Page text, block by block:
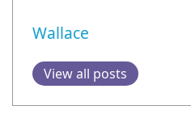
Wallace
View all posts